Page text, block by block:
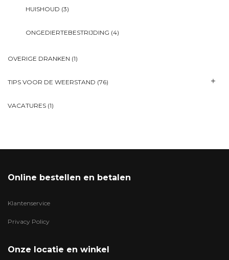
HUISHOUD (3)
ONGEDIERTEBESTRIJDING (4)
OVERIGE DRANKEN (1)
TIPS VOOR DE WEERSTAND (76)
VACATURES (1)
Online bestellen en betalen
Klantenservice
Privacy Policy
Onze locatie en winkel